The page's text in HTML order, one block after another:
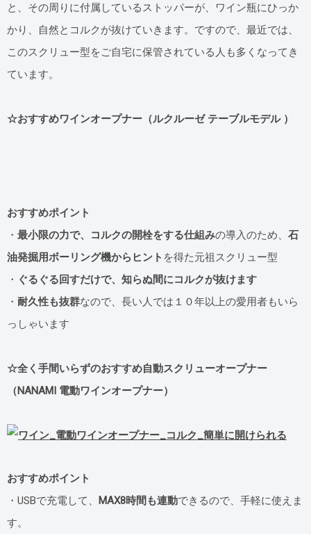
と、その周りに付属しているストッパーが、ワイン瓶にひっか
かり、自然とコルクが抜けていきます。ですので、最近では、
このスクリュー型をご自宅に保管されている人も多くなってき
ています。
☆おすすめワインオープナー（ルクルーゼ テーブルモデル ）
おすすめポイント
・ 最小限の力で、コルクの開栓をする仕組みの導入のため、 石
油発掘用ボーリング機からヒント を得た元祖スクリュー型
・ ぐるぐる回すだけで、知らぬ間にコルクが抜けます
・ 耐久性も抜群なので、長い人では１０年以上の愛用者もいら
っしゃいます
☆全く手間いらずのおすすめ自動スクリューオープナー
（NANAMI 電動ワインオープナー）
おすすめポイント
・USBで充電して、
MAX8時間も連動できるので、手軽に使えま
す。